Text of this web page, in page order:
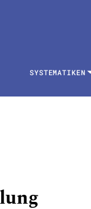
SYSTEMATIKEN